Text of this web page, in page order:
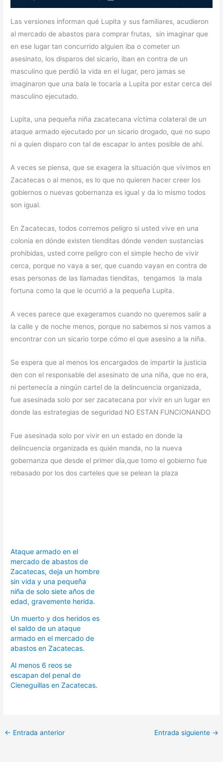
Las versiones informan qué Lupita y sus familiares, acudieron
al mercado de abastos para comprar frutas, sin imaginar que
en ese lugar tan concurrido alguien iba o cometer un
asesinato, los disparos del sicario, iban en contra de un
masculino que perdió la vida en el lugar, pero jamas se
imaginaron que una bala le tocaría a Lupita por estar cerca del
masculino ejecutado.
Lupita, una pequeña niña zacatecana víctima colateral de un
ataque armado ejecutado por un sicario drogado, que no supo
ni a quien disparo con tal de escapar lo antes posible de ahí.
A veces se piensa, que se exagera la situación que vivimos en
Zacatecas o al menos, es lo que no quieren hacer creer los
gobiernos o nuevas gobernanza es igual y da lo mismo todos
son igual.
En Zacatecas, todos corremos peligro si usted vive en una
colonia en dónde existen tienditas dónde venden sustancias
prohibidas, usted corre peligro con el simple hecho de vivir
cerca, porque no vaya a ser, que cuando vayan en contra de
esas personas de las llamadas tienditas, tengamos la mala
fortuna como la que le ocurrió a la pequeña Lupita.
A veces parece que exageramos cuando no queremos salir a
la calle y de noche menos, porque no sabemos si nos vamos a
encontrar con un sicario torpe cómo el que asesino a la niña.
Se espera que al menos los encargados de impartir la justicia
den con el responsable del asesinato de una niña, que no era,
ni pertenecía a ningún cartel de la delincuencia organizada,
fue asesinada solo por ser zacatecana por vivir en un lugar en
donde las estrategias de seguridad NO ESTAN FUNCIONANDO
Fue asesinada solo por vivir en un estado en donde la
delincuencia organizada es quién manda, no la nueva
gobernanza que desde el primer día,que tomo el gobierno fue
rebasado por los dos carteles que se pelean la plaza
Ataque armado en el
mercado de abastos de
Zacatecas, deja un hombre
sin vida y una pequeña
niña de solo siete años de
edad, gravemente herida.
Un muerto y dos heridos es
el saldo de un ataque
armado en el mercado de
abastos en Zacatecas.
Al menos 6 reos se
escapan del penal de
Cieneguillas en Zacatecas.
← Entrada anterior Entrada siguiente →